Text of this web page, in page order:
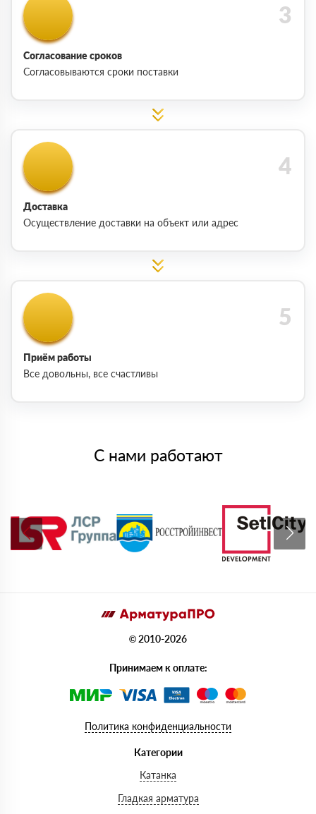
Согласование сроков
Согласовываются сроки поставки
Доставка
Осуществление доставки на объект или адрес
Приём работы
Все довольны, все счастливы
С нами работают
© 2010-2026
Принимаем к оплате:
Политика конфиденциальности
Категории
Катанка
Гладкая арматура